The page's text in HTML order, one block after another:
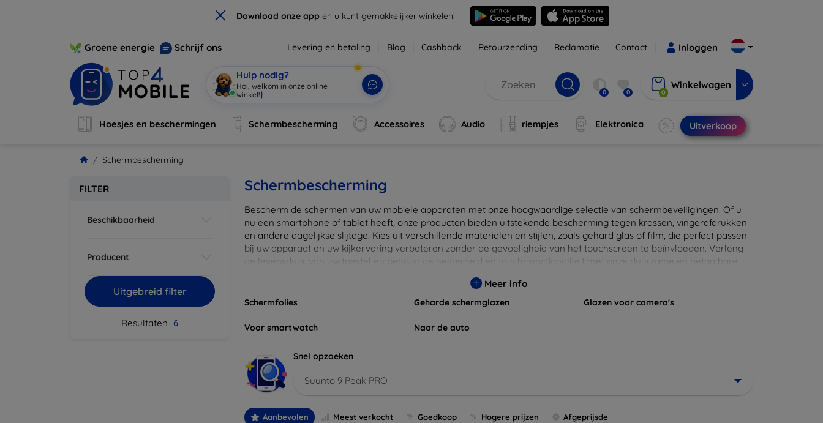
× Download onze app en u kunt gemakkelijker winkelen!
Groene energie Schrijf ons Levering en betaling Blog Cashback Retourzending Reclamatie Contact Inloggen
Hulp nodig?
Hoi, welkom in onze online
winkel!| 0 0 0
Winkelwagen
Hoesjes en beschermingen Schermbescherming Accessoires Audio riempjes Elektronica Uitverkoop
Schermbescherming
FILTER
Beschikbaarheid
Producent
Uitgebreid filter
Resultaten 6
Schermbescherming
Bescherm de schermen van uw mobiele apparaten met onze hoogwaardige selectie van schermbeveiligingen. Of u
nu een smartphone of tablet heeft, onze producten bieden uitstekende bescherming tegen krassen, vingerafdrukken
en andere dagelijkse slijtage. Kies uit verschillende materialen en stijlen, zoals gehard glas of film, die perfect passen
bij uw apparaat en uw kijkervaring verbeteren zonder de gevoeligheid van het touchscreen te beïnvloeden. Verleng
de levensduur van uw toestel en behoud de helderheid en touch-functionaliteit met onze duurzame en betaalbare
Meer info
Schermfolies Geharde schermglazen Glazen voor camera's
Voor smartwatch Naar de auto
Snel opzoeken
Suunto 9 Peak PRO
Aanbevolen Meest verkocht Goedkoop Hogere prijzen Afgeprijsde